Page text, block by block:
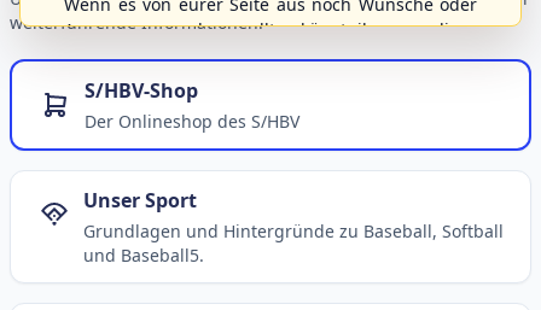
weiterführende Informationen.
S/HBV-Shop
Der Onlineshop des S/HBV
Unser Sport
Grundlagen und Hintergründe zu Baseball, Softball
und Baseball5.
Anregungen geben sollte, könnt ihr uns diese
gerne an die Verbandsadresseinfo@shbvnet.de
schicken.